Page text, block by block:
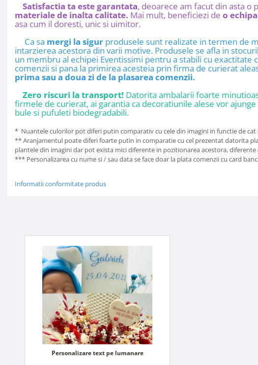
Satisfactia ta este garantata, deoarece am facut din asta o
materiale de inalta calitate. Mai mult, beneficiezi de o
asa cum il doresti, unic si uimitor.
Ca sa mergi la sigur produsele sunt realizate in termen de
intarzierea acestora din varii motive. Produsele se afla in
un membru al echipei Eventissimi pentru a stabili cu exactitate
comenzii si pana la primirea acesteia prin firma de curierat
prima sau a doua zi de la plasarea comenzii.
Zero riscuri la transport! Datorita ambalarii foarte
firmele de curierat, ai garantia ca decoratiunile alese vor
bule si pufuleti biodegradabili.
* Nuantele culorilor pot diferi putin comparativ cu cele din imagini in functie de
** Aranjamentul poate diferi foarte putin in comparatie cu cel prezentat datorita
plantele din imagini dar pot exista mici diferente in pozitionarea acestora,
*** Personalizarea cu nume si / sau data se face doar la plata comenzii cu card
Informatii conformitate produs
Personalizare text pe lumanare